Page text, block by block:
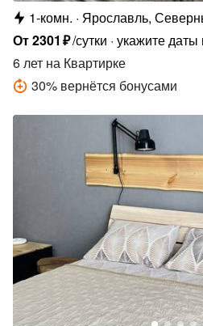
1-комн.
Ярославль,
Елены Колесовой,
От2301 ₽/сутки укажите даты
6 лет на Квартирке
30% вернётся бонусами